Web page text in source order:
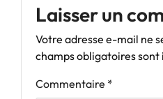
Laisser un
Votre adresse e-mail ne
champs obligatoires sont
Commentaire *